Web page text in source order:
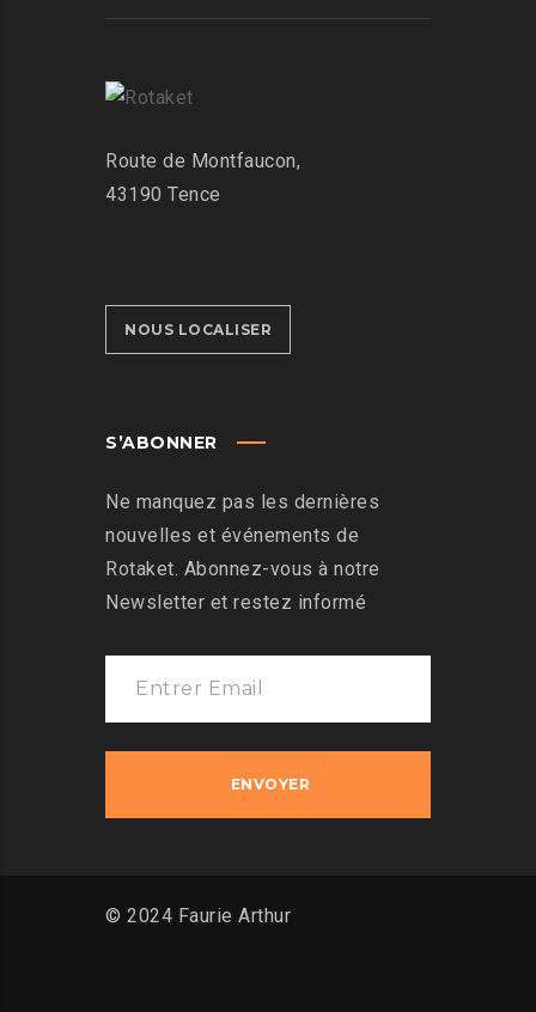
Route de Montfaucon,
43190 Tence
NOUS LOCALISER
S’ABONNER
Ne manquez pas les dernières
nouvelles et événements de
Rotaket. Abonnez-vous à notre
Newsletter et restez informé
© 2024 Faurie Arthur